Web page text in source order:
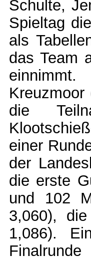
Schulte,
Spieltag
als
das Team
einnimmt.
die
einer
der
die erste
und 102
3,060),
1,086).